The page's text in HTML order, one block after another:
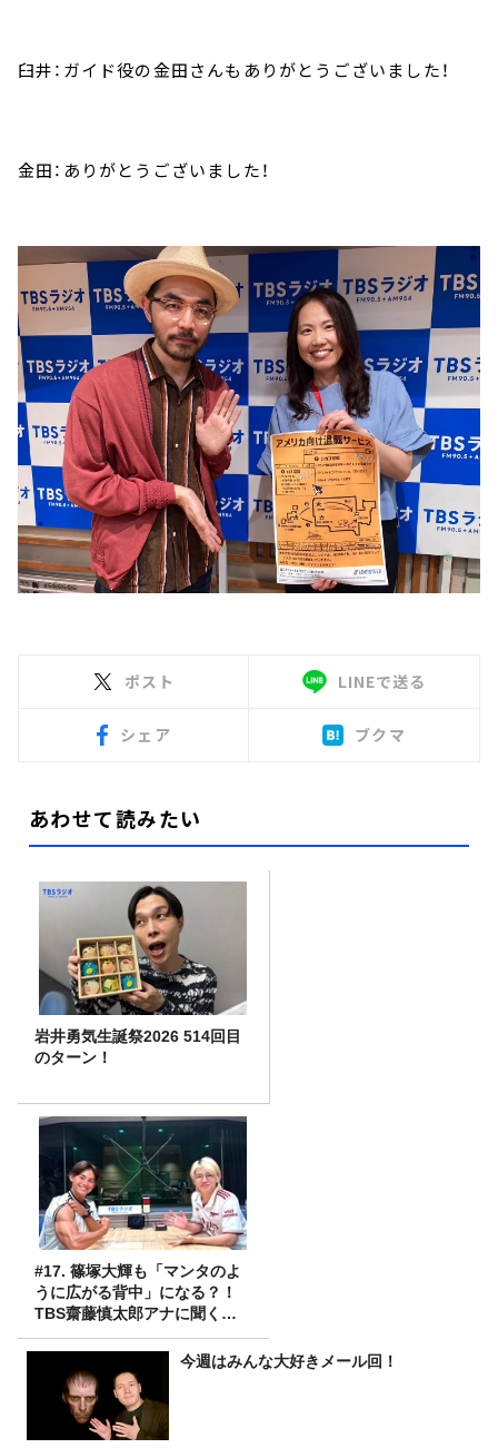
臼井：ガイド役の金田さんもありがとうございました！
金田：ありがとうございました！
ポスト LINEで送る
シェア ブクマ
あわせて読みたい
岩井勇気生誕祭2026 514回目
のターン！
#17. 篠塚大輝も「マンタのよ
うに広がる背中」になる？！
TBS齋藤慎太郎アナに聞くメ
ンズフィジークの魅力！！
今週はみんな大好きメール回！